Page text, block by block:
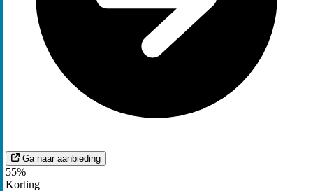
Ga naar aanbieding
55%
Korting